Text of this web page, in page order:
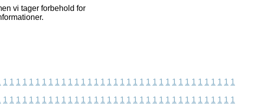
vi tager forbehold for
1 1 1 1 1 1 1 1 1 1 1 1 1 1 1 1 1 1 1 1 1 1 1 1 1 1 1 1 1 1 1 1 1 1 1 1
1 1 1 1 1 1 1 1 1 1 1 1 1 1 1 1 1 1 1 1 1 1 1 1 1 1 1 1 1 1 1 1 1 1 1 1